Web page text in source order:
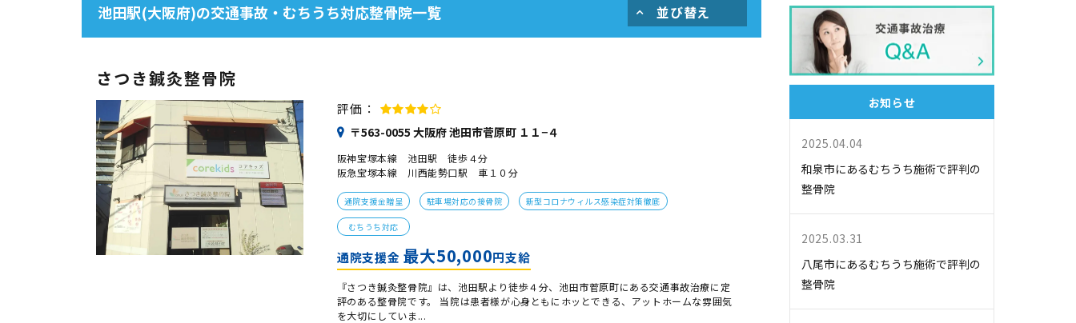
池田駅(大阪府)の交通事故・むちうち対応整骨院一覧
さつき鍼灸整骨院
評価：
〒563-0055 大阪府 池田市菅原町 １１−４
阪神宝塚本線 池田駅 徒歩４分
阪急宝塚本線 川西能勢口駅 車１０分
通院支援金贈呈 駐車場対応の接骨院 新型コロナウィルス感染症対策徹底
むちうち対応
通院支援金 最大50,000円支給
『さつき鍼灸整骨院』は、池田駅より徒歩４分、池田市菅原町にある交通事故治療に定
評のある整骨院です。 当院は患者様が心身ともにホッとできる、アットホームな雰囲気
を大切にしていま...
お知らせ
2025.04.04
和泉市にあるむちうち施術で評判の
整骨院
2025.03.31
八尾市にあるむちうち施術で評判の
整骨院